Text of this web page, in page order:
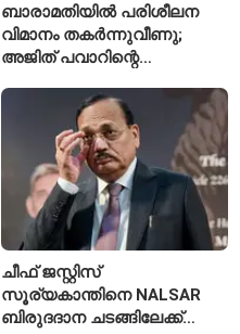
ബാരാമതിയിൽ പരിശീലന
വിമാനം തകർന്നുവീണു;
അജിത് പവാറിന്റെ
രണ്ടാമത്തെ സംഭവം
ചീഫ് ജസ്റ്റിസ്
സൂര്യകാന്തിനെ NALSAR
ബിരുദദാന ചടങ്ങിലേക്ക്